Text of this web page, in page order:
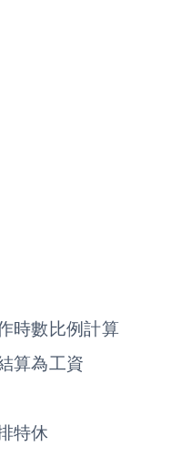
時數比例計算
算為工資
特休